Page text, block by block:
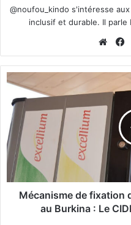
@noufou_kindo s'intéresse
inclusif et durable. Il
We
bsi
te
M
n
i
s
m
e
Mécanisme de fixation
au Burkina : Le